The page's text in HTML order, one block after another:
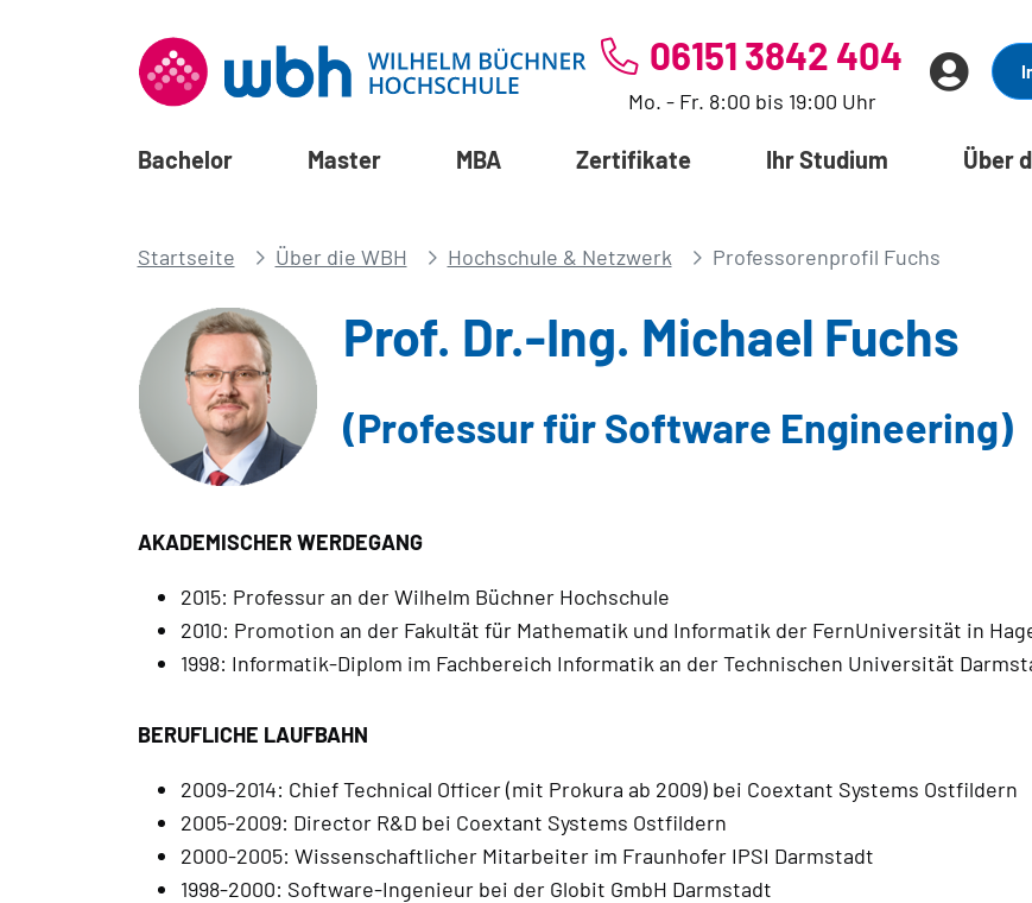
06151 3842 404
Mo. - Fr. 8:00 bis 19:00 Uhr
Bachelor Master MBA Zertifikate Ihr Studium Über
Startseite Über die WBH Hochschule & Netzwerk Professorenprofil Fuchs
Prof. Dr.-Ing. Michael Fuchs
(Professur für Software Engineering)
AKADEMISCHER WERDEGANG
2015: Professur an der Wilhelm Büchner Hochschule
2010: Promotion an der Fakultät für Mathematik und Informatik der FernUniversität in
1998: Informatik-Diplom im Fachbereich Informatik an der Technischen Universität
BERUFLICHE LAUFBAHN
2009-2014: Chief Technical Officer (mit Prokura ab 2009) bei Coextant Systems Ostfildern
2005-2009: Director R&D bei Coextant Systems Ostfildern
2000-2005: Wissenschaftlicher Mitarbeiter im Fraunhofer IPSI Darmstadt
1998-2000: Software-Ingenieur bei der Globit GmbH Darmstadt